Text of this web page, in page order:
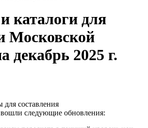
каталоги для
Московской
декабрь 2025 г.
составления
вошли следующие обновления: